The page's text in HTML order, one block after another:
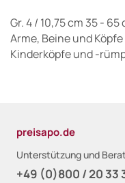
Gr. 4 / 10,75 cm 35 - 65
Arme, Beine und
Kinderköpfe und -
preisapo.de
Unterstützung und
+49 (0)800 / 20 33